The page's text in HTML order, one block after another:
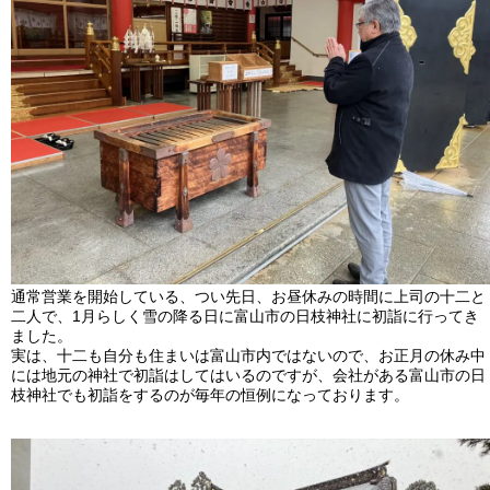
通常営業を開始している、つい先日、お昼休みの時間に上司の十二と
二人で、1月らしく雪の降る日に富山市の日枝神社に初詣に行ってき
ました。
実は、十二も自分も住まいは富山市内ではないので、お正月の休み中
には地元の神社で初詣はしてはいるのですが、会社がある富山市の日
枝神社でも初詣をするのが毎年の恒例になっております。